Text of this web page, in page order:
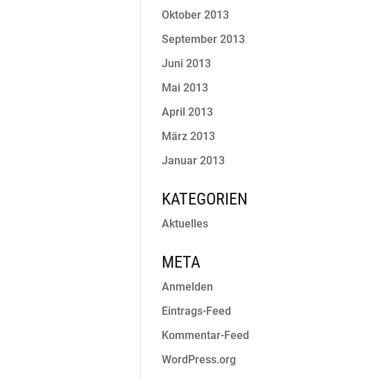
Oktober 2013
September 2013
Juni 2013
Mai 2013
April 2013
März 2013
Januar 2013
KATEGORIEN
Aktuelles
META
Anmelden
Eintrags-Feed
Kommentar-Feed
WordPress.org